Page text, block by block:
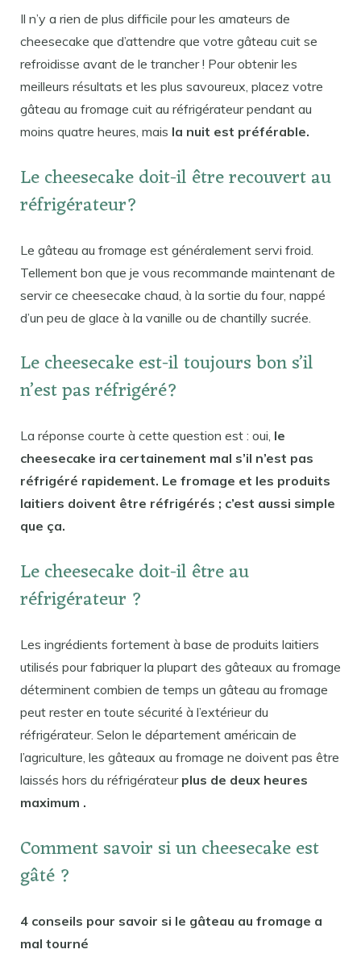
Il n’y a rien de plus difficile pour les amateurs de
cheesecake que d’attendre que votre gâteau cuit se
refroidisse avant de le trancher ! Pour obtenir les
meilleurs résultats et les plus savoureux, placez votre
gâteau au fromage cuit au réfrigérateur pendant au
moins quatre heures, mais la nuit est préférable.
Le cheesecake doit-il être recouvert au
réfrigérateur?
Le gâteau au fromage est généralement servi froid.
Tellement bon que je vous recommande maintenant de
servir ce cheesecake chaud, à la sortie du four, nappé
d’un peu de glace à la vanille ou de chantilly sucrée.
Le cheesecake est-il toujours bon s’il
n’est pas réfrigéré?
La réponse courte à cette question est : oui, le
cheesecake ira certainement mal s’il n’est pas
réfrigéré rapidement. Le fromage et les produits
laitiers doivent être réfrigérés ; c’est aussi simple
que ça.
Le cheesecake doit-il être au
réfrigérateur ?
Les ingrédients fortement à base de produits laitiers
utilisés pour fabriquer la plupart des gâteaux au fromage
déterminent combien de temps un gâteau au fromage
peut rester en toute sécurité à l’extérieur du
réfrigérateur. Selon le département américain de
l’agriculture, les gâteaux au fromage ne doivent pas être
laissés hors du réfrigérateur plus de deux heures
maximum .
Comment savoir si un cheesecake est
gâté ?
4 conseils pour savoir si le gâteau au fromage a
mal tourné